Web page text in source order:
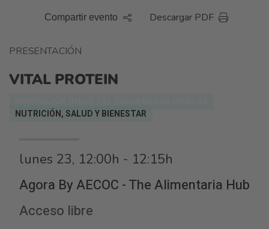
Compartir evento Descargar PDF
PRESENTACIÓN
VITAL PROTEIN
NUTRICIÓN, SALUD Y BIENESTAR
lunes 23, 12:00h - 12:15h
Agora By AECOC - The Alimentaria Hub
Acceso libre